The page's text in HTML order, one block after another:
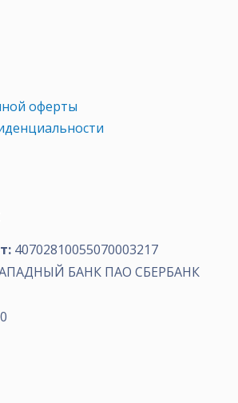
оферты
40702810055070003217
БАНК ПАО СБЕРБАНК